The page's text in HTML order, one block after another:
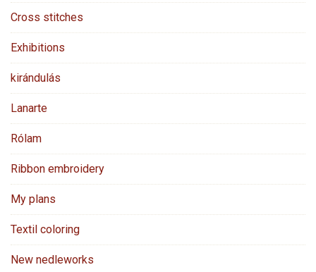
Cross stitches
Exhibitions
kirándulás
Lanarte
Rólam
Ribbon embroidery
My plans
Textil coloring
New nedleworks